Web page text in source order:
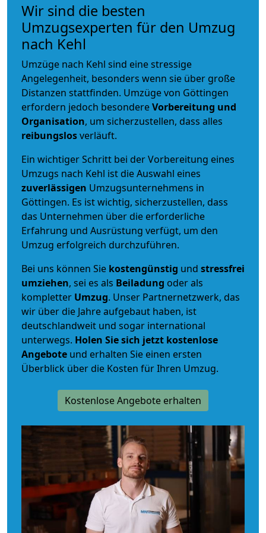
Wir sind die besten
Umzugsexperten für den Umzug
nach Kehl
Umzüge nach Kehl sind eine stressige
Angelegenheit, besonders wenn sie über große
Distanzen stattfinden. Umzüge von Göttingen
erfordern jedoch besondereVorbereitung und
Organisation, um sicherzustellen, dass alles
reibungslosverläuft.
Ein wichtiger Schritt bei der Vorbereitung eines
Umzugs nach Kehl ist die Auswahl eines
zuverlässigen Umzugsunternehmens in
Göttingen. Es ist wichtig, sicherzustellen, dass
das Unternehmen über die erforderliche
Erfahrung und Ausrüstung verfügt, um den
Umzug erfolgreich durchzuführen.
Bei uns können Sie kostengünstig und stressfrei
umziehen, sei es als Beiladung oder als
kompletter Umzug. Unser Partnernetzwerk, das
wir über die Jahre aufgebaut haben, ist
deutschlandweit und sogar international
unterwegs. Holen Sie sich jetzt kostenlose
Angebote und erhalten Sie einen ersten
Überblick über die Kosten für Ihren Umzug.
Kostenlose Angebote erhalten